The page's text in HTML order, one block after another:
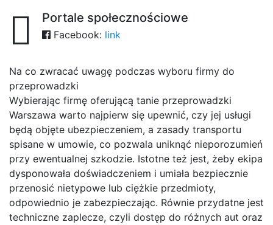
Portale społecznościowe
Facebook: link
Na co zwracać uwagę podczas wyboru firmy do
przeprowadzki
Wybierając firmę oferującą tanie przeprowadzki
Warszawa warto najpierw się upewnić, czy jej usługi
będą objęte ubezpieczeniem, a zasady transportu
spisane w umowie, co pozwala uniknąć nieporozumień
przy ewentualnej szkodzie. Istotne też jest, żeby ekipa
dysponowała doświadczeniem i umiała bezpiecznie
przenosić nietypowe lub ciężkie przedmioty,
odpowiednio je zabezpieczając. Równie przydatne jest
techniczne zaplecze, czyli dostęp do różnych aut oraz